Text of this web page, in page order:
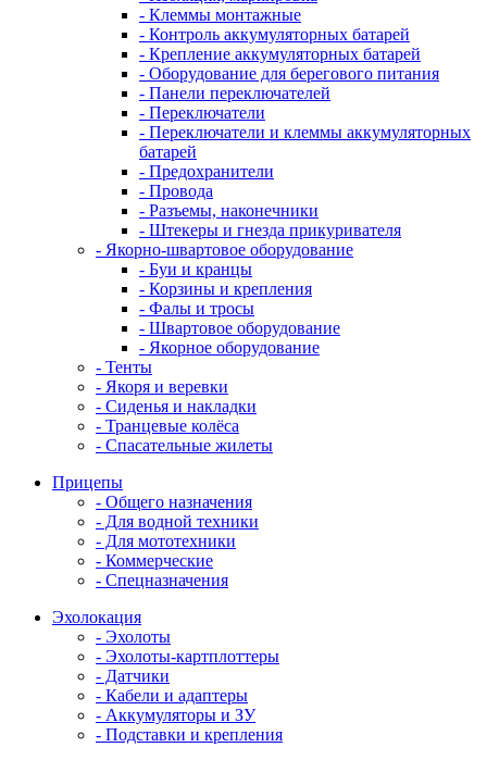
- Клеммы монтажные
- Контроль аккумуляторных батарей
- Крепление аккумуляторных батарей
- Оборудование для берегового питания
- Панели переключателей
- Переключатели
- Переключатели и клеммы аккумуляторных
батарей
- Предохранители
- Провода
- Разъемы, наконечники
- Штекеры и гнезда прикуривателя
- Якорно-швартовое оборудование
- Буи и кранцы
- Корзины и крепления
- Фалы и тросы
- Швартовое оборудование
- Якорное оборудование
- Тенты
- Якоря и веревки
- Сиденья и накладки
- Транцевые колёса
- Спасательные жилеты
Прицепы
- Общего назначения
- Для водной техники
- Для мототехники
- Коммерческие
- Спецназначения
Эхолокация
- Эхолоты
- Эхолоты-картплоттеры
- Датчики
- Кабели и адаптеры
- Аккумуляторы и ЗУ
- Подставки и крепления